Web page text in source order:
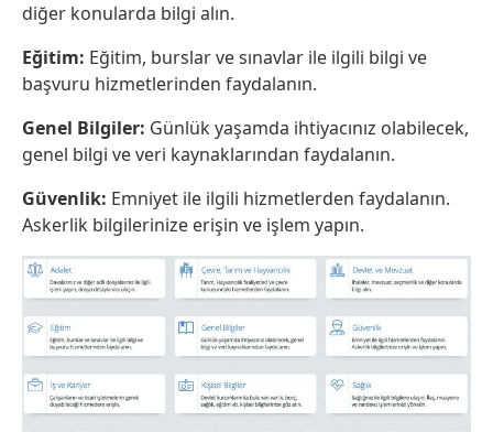
diğer konularda bilgi alın.
Eğitim: Eğitim, burslar ve sınavlar ile ilgili bilgi ve
başvuru hizmetlerinden faydalanın.
Genel Bilgiler: Günlük yaşamda ihtiyacınız olabilecek,
genel bilgi ve veri kaynaklarından faydalanın.
Güvenlik: Emniyet ile ilgili hizmetlerden faydalanın.
Askerlik bilgilerinize erişin ve işlem yapın.